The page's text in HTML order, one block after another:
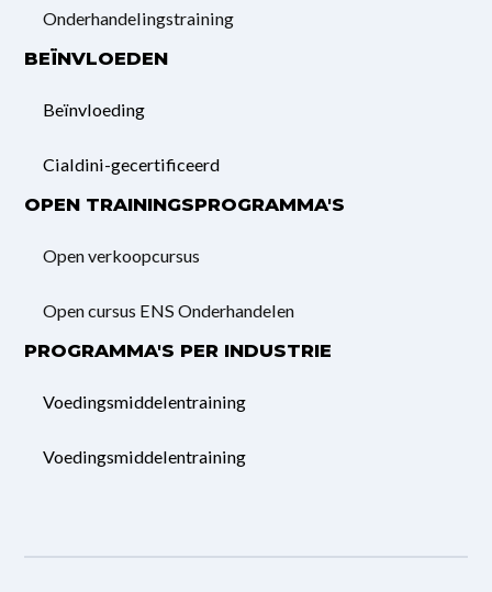
Onderhandelings­training
BEÏNVLOEDEN
Beïnvloeding
Cialdini-gecertificeerd
OPEN TRAININGSPROGRAMMA'S
Open verkoopcursus
Open cursus ENS Onderhandelen
PROGRAMMA'S PER INDUSTRIE
Voedingsmiddelentraining
Voedingsmiddelentraining